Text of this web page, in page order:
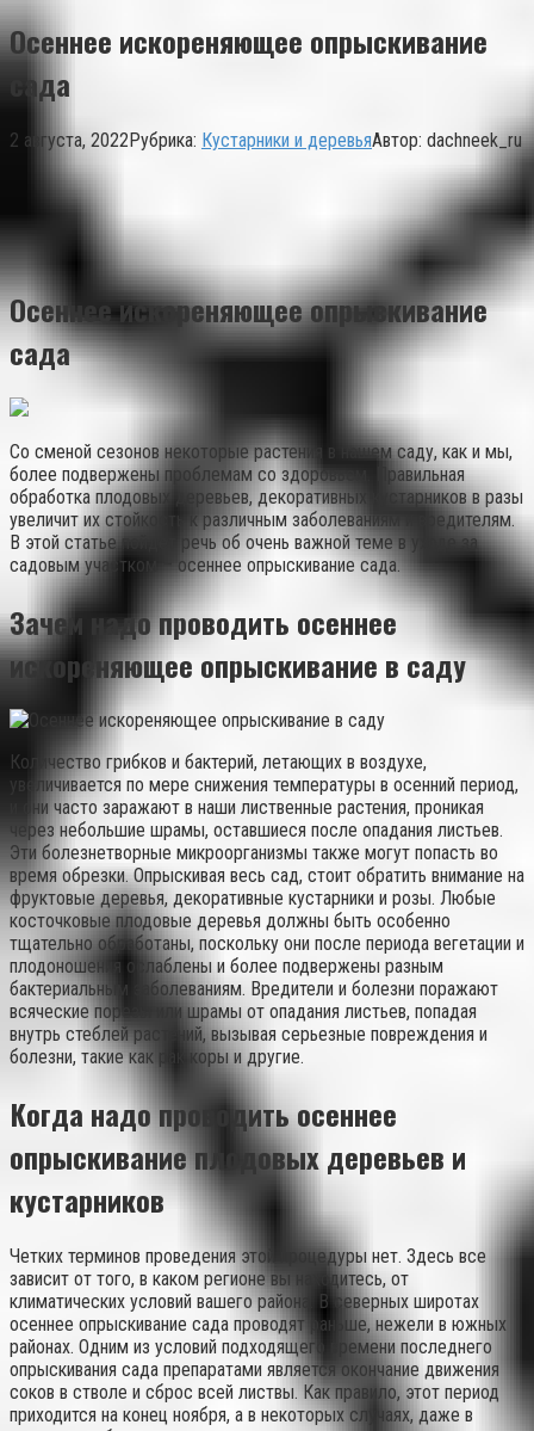
Осеннее искореняющее опрыскивание
сада
2 августа, 2022Рубрика: Кустарники и деревьяАвтор: dachneek_ru
Осеннее искореняющее опрыскивание
сада
Со сменой сезонов некоторые растения в нашем саду, как и мы,
более подвержены проблемам со здоровьем. Правильная
обработка плодовых деревьев, декоративных кустарников в разы
увеличит их стойкость к различным заболеваниям и вредителям.
В этой статье пойдет речь об очень важной теме в уходе за
садовым участком – осеннее опрыскивание сада.
Зачем надо проводить осеннее
искореняющее опрыскивание в саду
Количество грибков и бактерий, летающих в воздухе,
увеличивается по мере снижения температуры в осенний период,
и они часто заражают в наши лиственные растения, проникая
через небольшие шрамы, оставшиеся после опадания листьев.
Эти болезнетворные микроорганизмы также могут попасть во
время обрезки. Опрыскивая весь сад, стоит обратить внимание на
фруктовые деревья, декоративные кустарники и розы. Любые
косточковые плодовые деревья должны быть особенно
тщательно обработаны, поскольку они после периода вегетации и
плодоношения ослаблены и более подвержены разным
бактериальным заболеваниям. Вредители и болезни поражают
всяческие порезы или шрамы от опадания листьев, попадая
внутрь стеблей растений, вызывая серьезные повреждения и
болезни, такие как рак коры и другие.
Когда надо проводить осеннее
опрыскивание плодовых деревьев и
кустарников
Четких терминов проведения этой процедуры нет. Здесь все
зависит от того, в каком регионе вы находитесь, от
климатических условий вашего района. В северных широтах
осеннее опрыскивание сада проводят раньше, нежели в южных
районах. Одним из условий подходящего времени последнего
опрыскивания сада препаратами является окончание движения
соков в стволе и сброс всей листвы. Как правило, этот период
приходится на конец ноября, а в некоторых случаях, даже в